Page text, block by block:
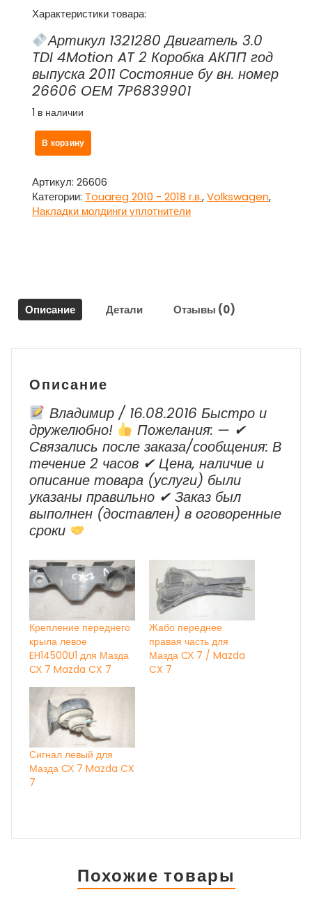
Характеристики товара:
Артикул 1321280 Двигатель 3.0
TDI 4Motion AT 2 Коробка AКПП год
выпуска 2011 Состояние бу вн. номер
26606 ОЕМ 7P6839901
1 в наличии
Количество
товара
резиновый
рамки
двери
7P6839901
для
Touareg
В корзину
Артикул: 26606
Категории: Touareg 2010 - 2018 г.в.,Volkswagen,
Накладки молдинги уплотнители
Описание Детали Отзывы (0)
Описание
Владимир / 16.08.2016 Быстро и
дружелюбно!
Пожелания: — ✔
Cвязались после заказа/сообщения: В
течение 2 часов ✔ Цена, наличие и
описание товара (услуги) были
указаны правильно ✔ Заказ был
выполнен (доставлен) в оговоренные
сроки
Крепление переднего
крыла левое
EH14500U1 для Мазда
СХ 7 Mazda CX 7
Жабо переднее
правая часть для
Мазда СХ 7 / Mazda
CX 7
Сигнал левый для
Мазда СХ 7 Mazda CX
7
Похожие товары